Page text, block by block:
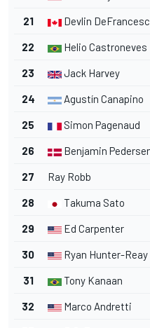
21 Devlin
22 Helio Castroneves
23 Jack Harvey
24 Agustín Canapino
25 Simon Pagenaud
26 Benjamin
27 Ray Robb
28 Takuma Sato
29 Ed Carpenter
30 Ryan Hunter-Reay
31 Tony Kanaan
32 Marco Andretti